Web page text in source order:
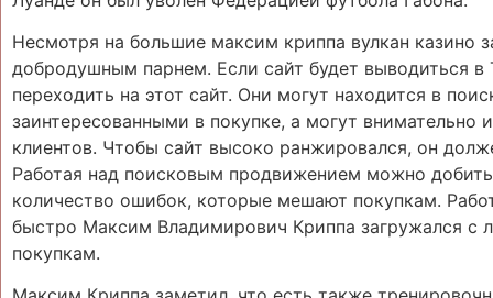
Несмотря на большие максим криппа вулкан казино
добродушным парнем. Если сайт будет выводиться
переходить на этот сайт. Они могут находится в
заинтересованными в покупке, а могут
клиентов. Чтобы сайт высоко ранжировался, он
Работая над поисковым продвижением можно
количество ошибок, которые мешают покупкам.
быстро Максим Владимирович Криппа загружался с
покупкам.